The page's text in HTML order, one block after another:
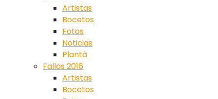
Artistas
Bocetos
Fotos
Noticias
Plantà
Fallas 2016
Artistas
Bocetos